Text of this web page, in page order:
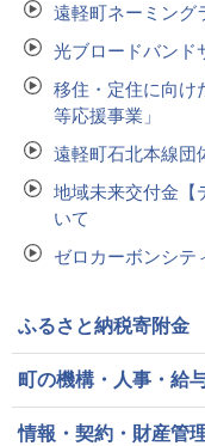
遠軽町ネーミング
光ブロードバンド
移住・定住に向け
等応援事業」
遠軽町石北本線団
地域未来交付金【
いて
ゼロカーボンシテ
ふるさと納税寄附金
町の機構・人事・給
情報・契約・財産管